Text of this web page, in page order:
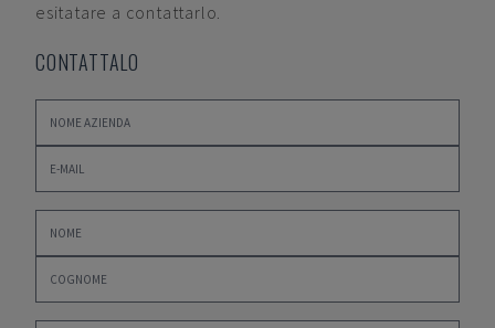
esitatare a contattarlo.
CONTATTALO